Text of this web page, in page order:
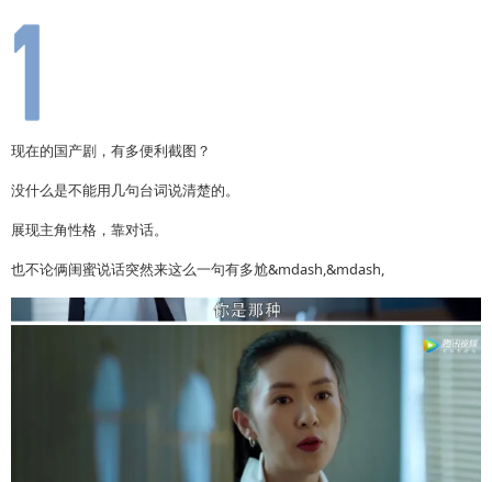
现在的国产剧，有多便利截图？
没什么是不能用几句台词说清楚的。
展现主角性格，靠对话。
也不论俩闺蜜说话突然来这么一句有多尬&mdash,&mdash,